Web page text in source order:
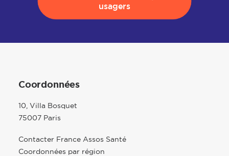
usagers
Coordonnées
10, Villa Bosquet
75007 Paris
Contacter France Assos Santé
Coordonnées par région